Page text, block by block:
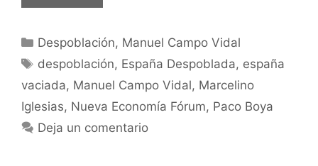
Despoblación, Manuel Campo Vidal
despoblación, España Despoblada, españa
vaciada, Manuel Campo Vidal, Marcelino
Iglesias, Nueva Economía Fórum, Paco Boya
Deja un comentario